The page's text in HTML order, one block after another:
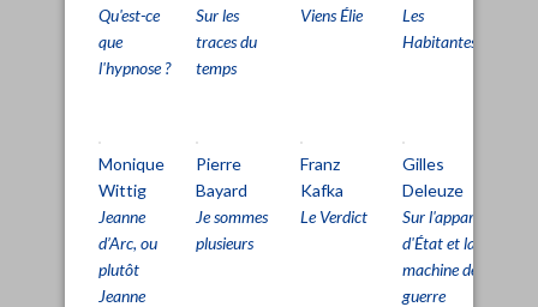
Qu'est-ce
que
l'hypnose ?
Sur les
traces du
temps
Viens Élie
Les
Habitantes
Monique
Wittig
Jeanne
d’Arc, ou
plutôt
Jeanne
Pierre
Bayard
Je sommes
plusieurs
Franz
Kafka
Le Verdict
Gilles
Deleuze
Sur l'appareil
d'État et la
machine de
guerre